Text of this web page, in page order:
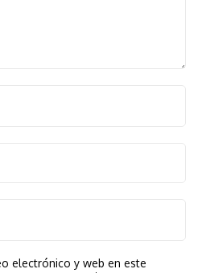
electrónico y web en este